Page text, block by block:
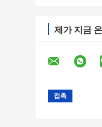
제가 지금